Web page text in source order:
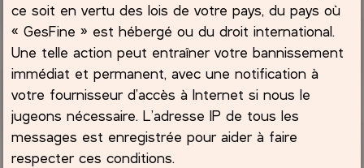
ce soit en vertu des lois de votre pays, du pays où
« GesFine » est hébergé ou du droit international.
Une telle action peut entraîner votre bannissement
immédiat et permanent, avec une notification à
votre fournisseur d’accès à Internet si nous le
jugeons nécessaire. L’adresse IP de tous les
messages est enregistrée pour aider à faire
respecter ces conditions.